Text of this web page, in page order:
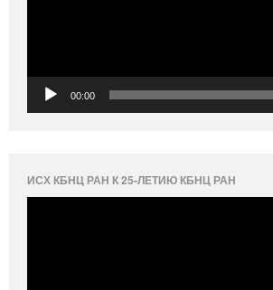
00:00
ИСХ КБНЦ РАН К 25-ЛЕТИЮ КБНЦ РАН